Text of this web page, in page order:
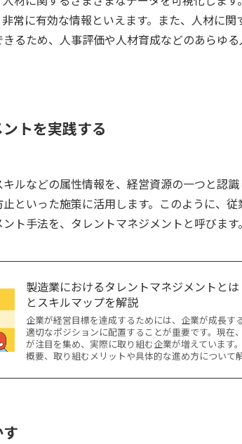
常に有効な情報といえます。また、人材に
るため、人事評価や人材育成などのあらゆ
トを実践する
ルなどの属性情報を、経営資源の一つと認
といった施策に活用します。このように、
ト手法を、タレントマネジメントと呼びます。
製造業におけるタレントマネジメントと
とスキルマップを解説
企業が経営目標を達成するためには、企業が成長
適切なポジションに配置することが重要です。現
が注目を集め、実際に取り組む企業が増えていま
概要、取り組むメリットや具体的な進め方について